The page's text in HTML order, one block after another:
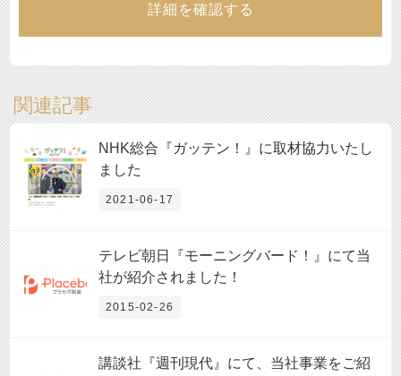
詳細を確認する
関連記事
NHK総合『ガッテン！』に取材協力いたし
ました
2021-06-17
テレビ朝日『モーニングバード！』にて当
社が紹介されました！
2015-02-26
講談社『週刊現代』にて、当社事業をご紹